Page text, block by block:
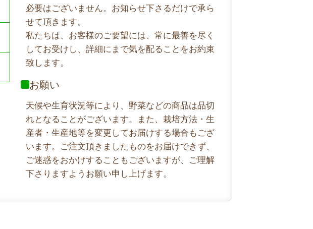
必要はございません。お知らせ下さるだけで承ら
せて頂きます。
私たちは、お客様のご要望には、常に最善を尽く
してお受けし、詳細にまで気を配ることをお約束
致します。
お願い
天候や生育状況等により、野菜などの商品は品切
れとなることがございます。また、栽培方法・生
産者・生産地等を変更してお届けする場合もござ
います。ご注文頂きましたものをお届けできず、
ご迷惑をおかけすることもございますが、ご理解
下さりますようお願い申し上げます。